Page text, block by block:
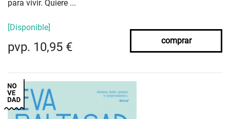
para vivir. Quiere ...
[Disponible]
pvp. 10,95 € comprar